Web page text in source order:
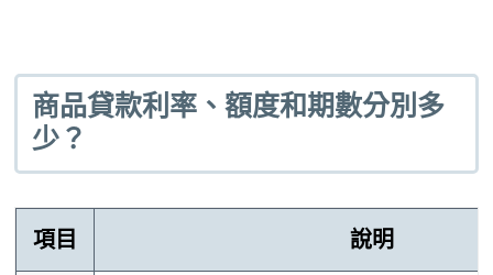
商品貸款利率、額度和期數分別多
少？
項目 說明